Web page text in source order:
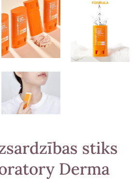
stiks
Derma